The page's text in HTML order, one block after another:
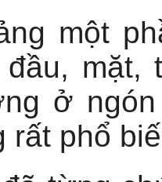
một
mặt,
ở
rất phổ